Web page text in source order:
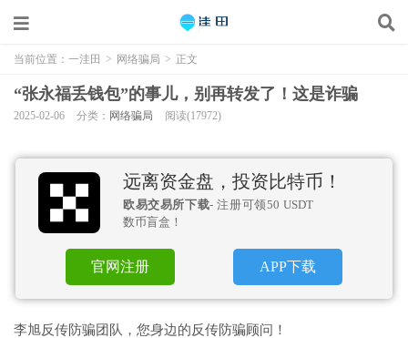
当前位置： 一洼田 > 网络骗局 > 正文
“张永福丢钱包”的事儿，别再转发了！这是诈骗
2025-02-06 分类： 网络骗局 阅读(17972)
远离资金盘，投资比特币！
欧易交易所下载- 注册可领50 USDT
数币盲盒！
官网注册 APP下载
李旭反传防骗团队，您身边的反传防骗顾问！